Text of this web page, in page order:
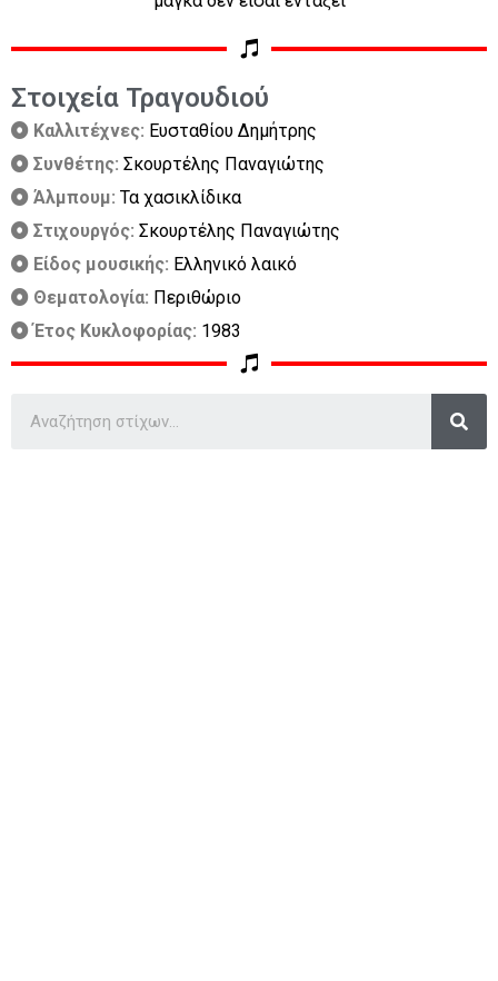
Στοιχεία Τραγουδιού
Καλλιτέχνες: Ευσταθίου Δημήτρης
Συνθέτης: Σκουρτέλης Παναγιώτης
Άλμπουμ: Τα χασικλίδικα
Στιχουργός: Σκουρτέλης Παναγιώτης
Είδος μουσικής: Ελληνικό λαικό
Θεματολογία: Περιθώριο
Έτος Κυκλοφορίας: 1983